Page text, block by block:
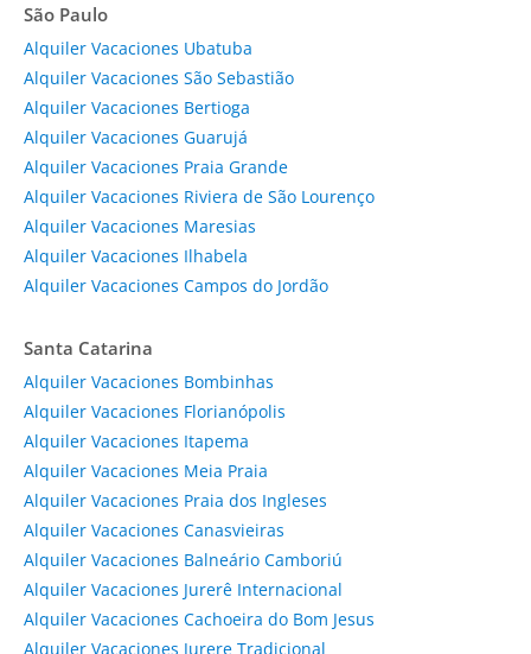
São Paulo
Alquiler Vacaciones Ubatuba
Alquiler Vacaciones São Sebastião
Alquiler Vacaciones Bertioga
Alquiler Vacaciones Guarujá
Alquiler Vacaciones Praia Grande
Alquiler Vacaciones Riviera de São Lourenço
Alquiler Vacaciones Maresias
Alquiler Vacaciones Ilhabela
Alquiler Vacaciones Campos do Jordão
Santa Catarina
Alquiler Vacaciones Bombinhas
Alquiler Vacaciones Florianópolis
Alquiler Vacaciones Itapema
Alquiler Vacaciones Meia Praia
Alquiler Vacaciones Praia dos Ingleses
Alquiler Vacaciones Canasvieiras
Alquiler Vacaciones Balneário Camboriú
Alquiler Vacaciones Jurerê Internacional
Alquiler Vacaciones Cachoeira do Bom Jesus
Alquiler Vacaciones Jurere Tradicional